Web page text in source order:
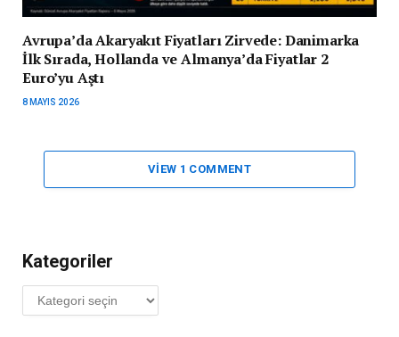
Avrupa’da Akaryakıt Fiyatları Zirvede: Danimarka
İlk Sırada, Hollanda ve Almanya’da Fiyatlar 2
Euro’yu Aştı
8 MAYIS 2026
VIEW 1 COMMENT
Kategoriler
Kategoriler